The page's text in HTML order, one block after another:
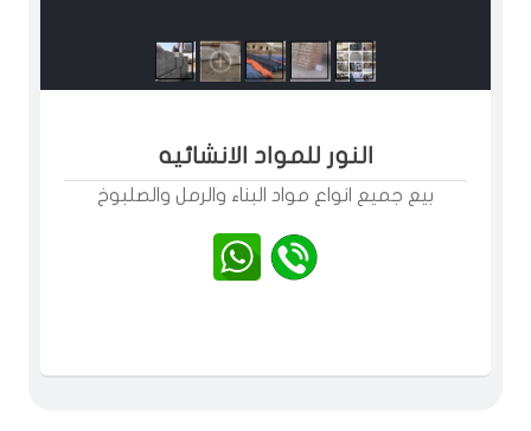
النور للمواد الانشائيه
بيع جميع انواع مواد البناء والرمل والصلبوخ